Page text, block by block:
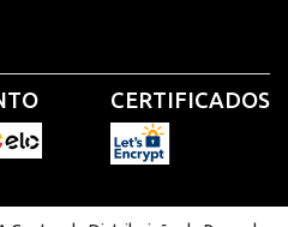
CERTIFICADOS